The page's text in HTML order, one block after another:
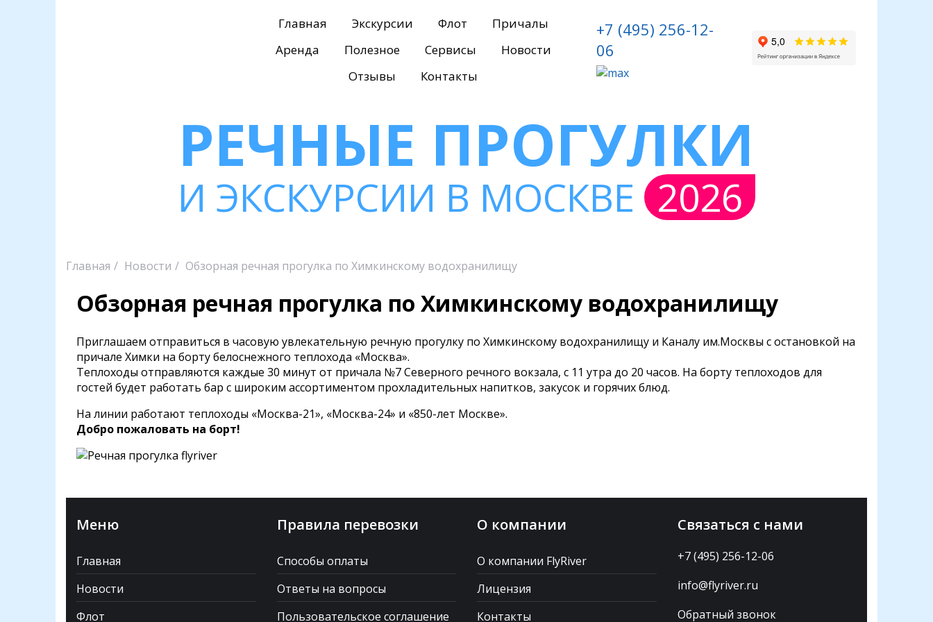
Главная Экскурсии Флот
Причалы
Аренда
Полезное Сервисы
Новости
Отзывы
Контакты
+7 (495) 256-12-
06
РЕЧНЫЕ ПРОГУЛКИ
И ЭКСКУРСИИ В МОСКВЕ 2026
Главная Новости Обзорная речная прогулка по Химкинскому водохранилищу
Обзорная речная прогулка по Химкинскому водохранилищу
Приглашаем отправиться в часовую увлекательную речную прогулку по Химкинскому водохранилищу и Каналу им.Москвы с остановкой на
причале Химки на борту белоснежного теплохода «Москва».
Теплоходы отправляются каждые 30 минут от причала №7 Северного речного вокзала, с 11 утра до 20 часов. На борту теплоходов для
гостей будет работать бар с широким ассортиментом прохладительных напитков, закусок и горячих блюд.
На линии работают теплоходы «Москва-21», «Москва-24» и «850-лет Москве».
Добро пожаловать на борт!
Меню
Главная
Новости
Флот
Правила перевозки
Способы оплаты
Ответы на вопросы
Пользовательское соглашение
О компании
О компании FlyRiver
Лицензия
Контакты
Связаться с нами
+7 (495) 256-12-06
info@flyriver.ru
Обратный звонок